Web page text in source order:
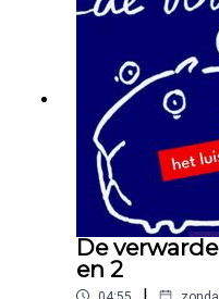
De
en 2
|